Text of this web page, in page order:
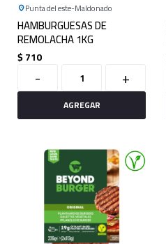
Punta del este Maldonado
HAMBURGUESAS DE
REMOLACHA 1KG
$710
- +